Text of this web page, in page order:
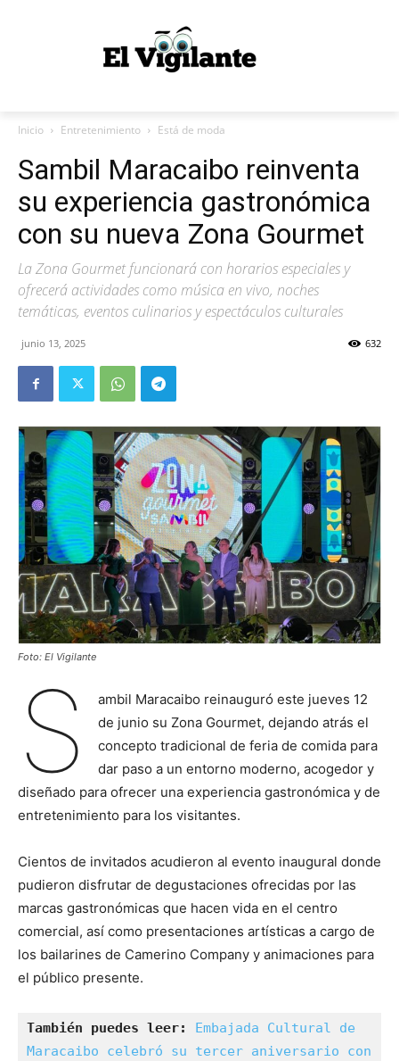
Inicio Entretenimiento Está de moda
Sambil Maracaibo reinventa
su experiencia gastronómica
con su nueva Zona Gourmet
La Zona Gourmet funcionará con horarios especiales y
ofrecerá actividades como música en vivo, noches
temáticas, eventos culinarios y espectáculos culturales
junio 13, 2025 632
Foto: El Vigilante
S
ambil Maracaibo reinauguró este jueves 12
de junio su Zona Gourmet, dejando atrás el
concepto tradicional de feria de comida para
dar paso a un entorno moderno, acogedor y
diseñado para ofrecer una experiencia gastronómica y de
entretenimiento para los visitantes.
Cientos de invitados acudieron al evento inaugural donde
pudieron disfrutar de degustaciones ofrecidas por las
marcas gastronómicas que hacen vida en el centro
comercial, así como presentaciones artísticas a cargo de
los bailarines de Camerino Company y animaciones para
el público presente.
También puedes leer:
Embajada Cultural de
Maracaibo celebró su tercer aniversario con